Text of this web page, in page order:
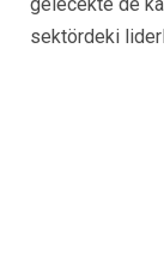
sektördeki